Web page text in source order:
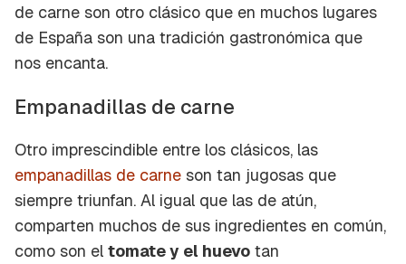
de carne son otro clásico que en muchos lugares
de España son una tradición gastronómica que
nos encanta.
Empanadillas de carne
Otro imprescindible entre los clásicos, las
empanadillas de carne son tan jugosas que
siempre triunfan. Al igual que las de atún,
comparten muchos de sus ingredientes en común,
como son el tomate y el huevo tan